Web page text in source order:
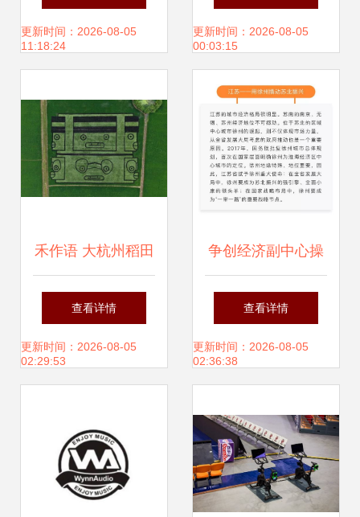
更新时间：2026-08-05
11:18:24
作语”的最佳路径
更新时间：2026-08-05
00:03:15
禾作语 大杭州稻田
画里的丰收秘语
查看详情
更新时间：2026-08-05
02:29:53
争创经济副中心操
作指南 从战略规划
到落地行动
查看详情
更新时间：2026-08-05
02:36:38